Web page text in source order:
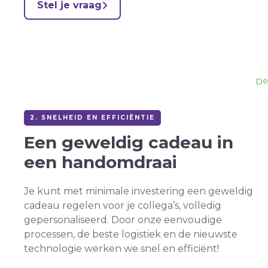
Stel je vraag
2. SNELHEID EN EFFICIËNTIE
Een geweldig cadeau in
een handomdraai
Je kunt met minimale investering een geweldig
cadeau regelen voor je collega’s, volledig
gepersonaliseerd. Door onze eenvoudige
processen, de beste logistiek en de nieuwste
technologie werken we snel en efficiënt!